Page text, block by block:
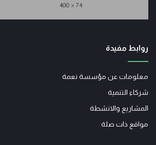
روابط مفيدة
معلومات عن مؤسسة نعمة
شركاء التنمية
المشاريع والانشطة
مواقع ذات صلة